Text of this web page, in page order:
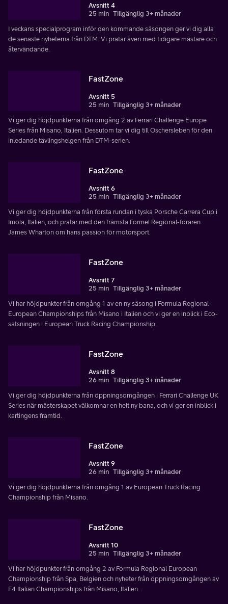
Avsnitt 4
25 min Tillgänglig 3+ månader
I veckans specialprogram inför den kommande säsongen ger vi dig alla
de senaste nyheterna från DTM. Vi pratar även med tidigare mästare och
återvändande.
FastZone
Avsnitt 5
25 min Tillgänglig 3+ månader
Vi ger dig höjdpunkterna från omgång 2 av Ferrari Challenge Europe
Series från Misano, Italien. Dessutom tar vi dig till Oschersleben för den
inledande tävlingshelgen från DTM-serien.
FastZone
Avsnitt 6
25 min Tillgänglig 3+ månader
Vi ger dig höjdpunkterna från första rundan i tyska Porsche Carrera Cup i
Imola, Italien, och pratar med den främsta Formel Regional-föraren
James Wharton om hans passion för motorsport.
FastZone
Avsnitt 7
25 min Tillgänglig 3+ månader
Vi har höjdpunkter från omgång 1 av en ny säsong i Formula Regional
European Championships från Misano i Italien och vi ger en inblick i Eco-
satsningen i European Truck Racing Championship.
FastZone
Avsnitt 8
26 min Tillgänglig 3+ månader
Vi ger dig höjdpunkterna från öppningsomgången i Ferrari Challenge UK
Series när mästerskapet välkomnar en helt ny bana, och vi ger en inblick i
kartingens framtid.
FastZone
Avsnitt 9
26 min Tillgänglig 3+ månader
Vi ger dig höjdpunkterna från omgång 1 av European Truck Racing
Championship från Misano.
FastZone
Avsnitt 10
25 min Tillgänglig 3+ månader
Vi har höjdpunkter från omgång 2 av Formula Regional European
Championship från Spa, Belgien och nyheter från öppningsomgången av
F4 Italian Championships från Misano, Italien.